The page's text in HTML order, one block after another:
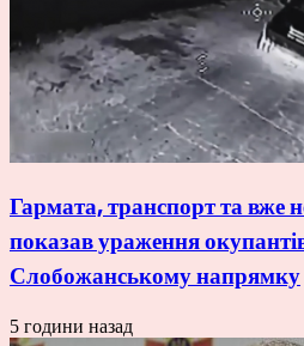
Гармата, транспорт та вже
показав ураження
Слобожанському напрямку
5 години назад